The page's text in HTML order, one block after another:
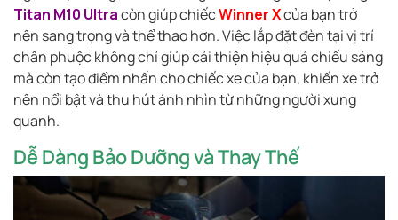
Titan M10 Ultracòn giúp chiếcWinner Xcủa bạn trở
nên sang trọng và thể thao hơn. Việc lắp đặt đèn tại vị trí
chân phuộc không chỉ giúp cải thiện hiệu quả chiếu sáng
mà còn tạo điểm nhấn cho chiếc xe của bạn, khiến xe trở
nên nổi bật và thu hút ánh nhìn từ những người xung
quanh.
Dễ Dàng Bảo Dưỡng và Thay Thế